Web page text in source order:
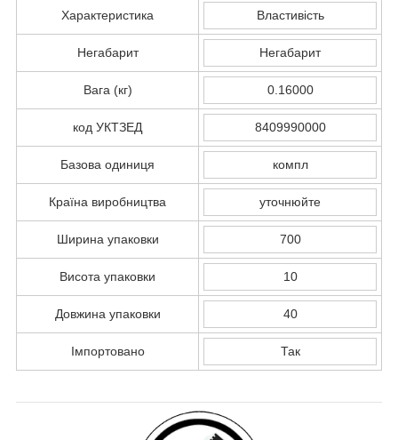
Характеристика Властивість
Негабарит Негабарит
Вага (кг) 0.16000
код УКТЗЕД 8409990000
Базова одиниця компл
Країна виробництва уточнюйте
Ширина упаковки 700
Висота упаковки 10
Довжина упаковки 40
Імпортовано Так